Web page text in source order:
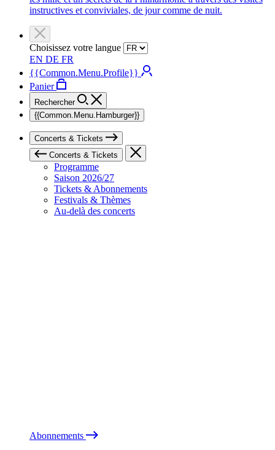
instructives et conviviales, de jour comme de nuit.
Choisissez votre langue
EN DE FR
{{Common.Menu.Profile}}
Panier
Rechercher
{{Common.Menu.Hamburger}}
Concerts & Tickets
Concerts & Tickets
Programme
Saison 2026/27
Tickets & Abonnements
Festivals & Thèmes
Au-delà des concerts
Abonnements